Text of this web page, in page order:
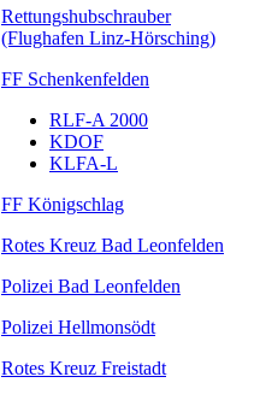
Rettungshubschrauber
(Flughafen Linz-Hörsching)
FF Schenkenfelden
RLF-A 2000
KDOF
KLFA-L
FF Königschlag
Rotes Kreuz Bad Leonfelden
Polizei Bad Leonfelden
Polizei Hellmonsödt
Rotes Kreuz Freistadt